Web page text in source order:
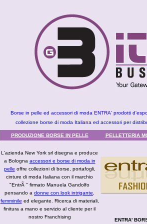
Borse in pelle ed accessori di moda ENTRA' prodotti
collezione borse di moda Italiana ed accessori per
PRODUZIONE BORSE IN PELLE PELLETTERIA
L'azienda New York srl disegna e produce
a Bologna accessori e borse di moda in
pelle offre collezioni di borse, portafogli,
cinture di moda Italiana con il marchio
"EntrÃ " firmato Manuela Gandolfo
pensando a donne con look intrigante,
femminile ed elegante. Ricerca di materiali,
finitura a mano e servizio al cliente per il
nostro Franchising
ENTRA'